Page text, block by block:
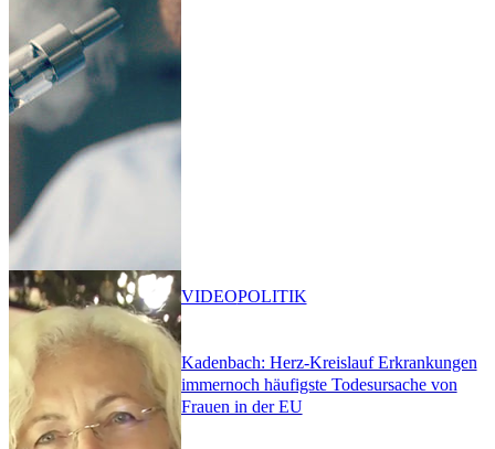
Kadenbach: Herz-Kreislauf Erkrankungen
immernoch häufigste Todesursache von
Frauen in der EU
VIDEOPOLITIK